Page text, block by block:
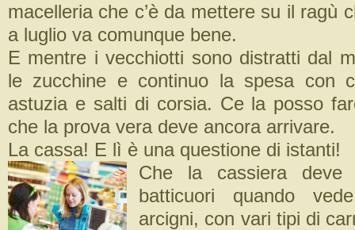
macelleria che c’è da mettere su il ragù
a luglio va comunque bene.
E mentre i vecchiotti sono distratti dal
le zucchine e continuo la spesa con
astuzia e salti di corsia. Ce la posso
che la prova vera deve ancora arrivare.
La cassa! E lì è una questione di istanti!
Che la cassiera
batticuori quando
arcigni, con vari tipi di